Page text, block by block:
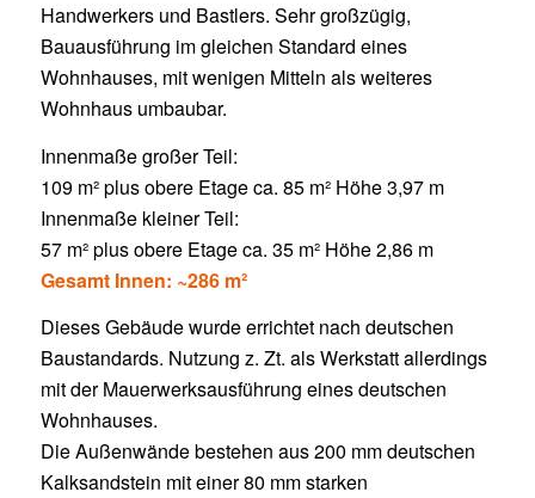
Handwerkers und Bastlers. Sehr großzügig,
Bauausführung im gleichen Standard eines
Wohnhauses, mit wenigen Mitteln als weiteres
Wohnhaus umbaubar.
Innenmaße großer Teil:
109 m² plus obere Etage ca. 85 m² Höhe 3,97 m
Innenmaße kleiner Teil:
57 m² plus obere Etage ca. 35 m² Höhe 2,86 m
Gesamt Innen: ~286 m²
Dieses Gebäude wurde errichtet nach deutschen
Baustandards. Nutzung z. Zt. als Werkstatt allerdings
mit der Mauerwerksausführung eines deutschen
Wohnhauses.
Die Außenwände bestehen aus 200 mm deutschen
Kalksandstein mit einer 80 mm starken